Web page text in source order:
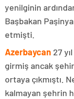
yenilginin
Başbakan
etmişti.
Azerbaycan 27
girmiş ancak
ortaya çıkmıştı.
kalmayan şehrin